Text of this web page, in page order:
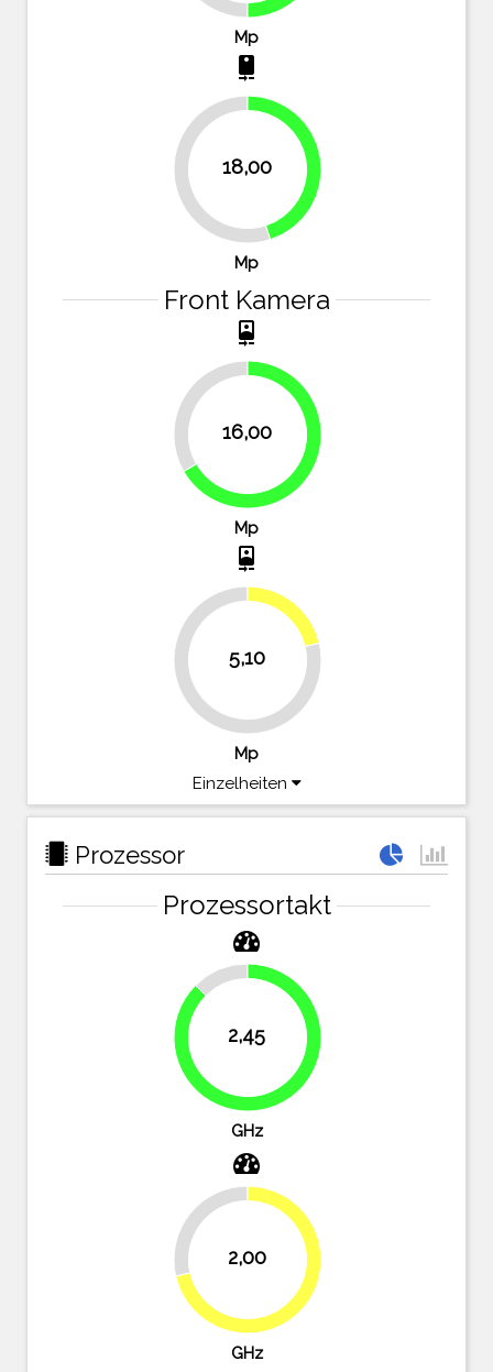
Mp
camera_rear
18,00 45%
Mp
Front Kamera
camera_front
16,00
33.3%
66.7%
Mp
camera_front
5,10
78.8%
21.3%
Mp
Einzelheiten
Prozessor
Prozessortakt
2,45
12.5%
87.5%
GHz
2,00
28.6%
71.4%
GHz